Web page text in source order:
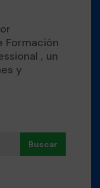
Formación
, un
y
Buscar